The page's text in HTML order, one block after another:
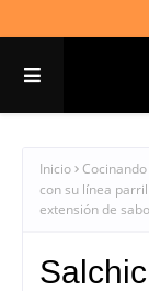
Inicio
con su línea
extensión de